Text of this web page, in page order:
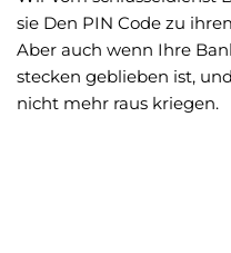
sie Den PIN Code zu
Aber auch wenn Ihre
stecken geblieben ist,
nicht mehr raus kriegen.